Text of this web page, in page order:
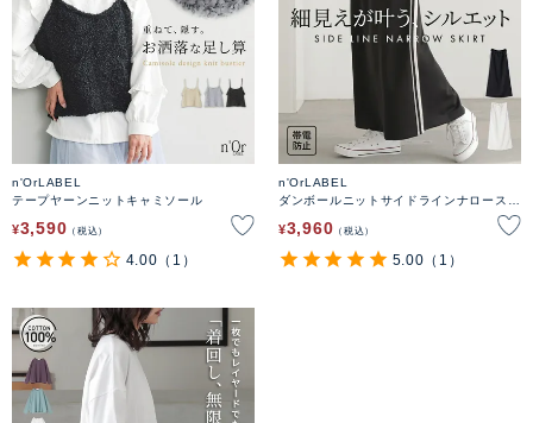
n'OrLABEL
テープヤーンニットキャミソール
¥3,590 税込
4.00 （1）
n'OrLABEL
ダンボールニットサイドラインナロースカ
¥3,960 税込
5.00 （1）